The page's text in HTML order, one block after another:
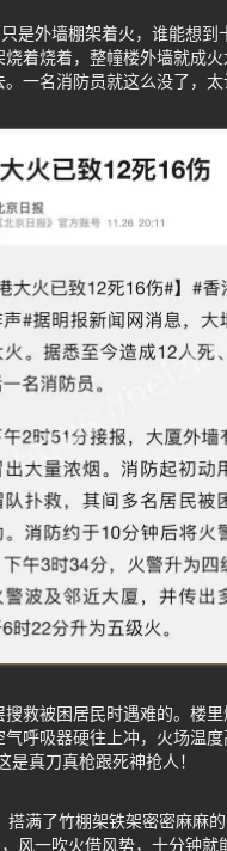
是外墙棚架着火，谁能想
着烧着，整幢楼外墙就成
一名消防员就这么没了，
救被困居民时遇难的。楼
呼吸器硬往上冲，火场温
真刀真枪跟死神抢人！
满了竹棚架铁架密密麻麻
风一吹火借风势，十分钟